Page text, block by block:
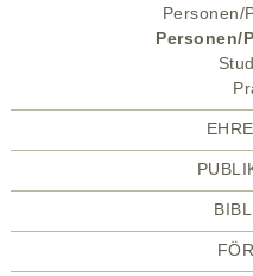
Personen/
Personen/